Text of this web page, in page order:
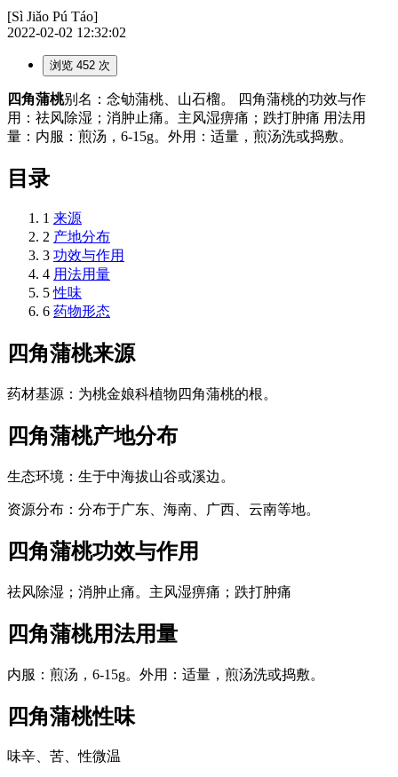
[Sì Jiǎo Pú Táo]
2022-02-02 12:32:02
浏览 452 次
四角蒲桃别名：念劬蒲桃、山石榴。 四角蒲桃的功效与作
用：祛风除湿；消肿止痛。主风湿痹痛；跌打肿痛 用法用
量：内服：煎汤，6-15g。外用：适量，煎汤洗或捣敷。
目录
1 来源
2 产地分布
3 功效与作用
4 用法用量
5 性味
6 药物形态
四角蒲桃来源
药材基源：为桃金娘科植物四角蒲桃的根。
四角蒲桃产地分布
生态环境：生于中海拔山谷或溪边。
资源分布：分布于广东、海南、广西、云南等地。
四角蒲桃功效与作用
祛风除湿；消肿止痛。主风湿痹痛；跌打肿痛
四角蒲桃用法用量
内服：煎汤，6-15g。外用：适量，煎汤洗或捣敷。
四角蒲桃性味
味辛、苦、性微温